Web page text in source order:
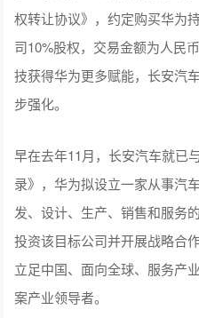
权转让协议》，约定购买华为
司10%股权，交易金额为人民
技获得华为更多赋能，长安汽
步强化。
早在去年11月，长安汽车就已
录》，华为拟设立一家从事汽
发、设计、生产、销售和服务
投资该目标公司并开展战略合
立足中国、面向全球、服务产
案产业领导者。